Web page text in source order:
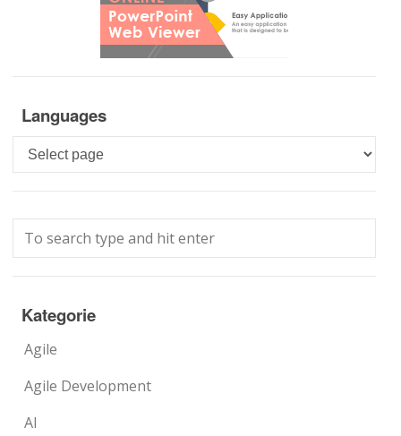
Languages
Languages
Kategorie
Agile
Agile Development
AI